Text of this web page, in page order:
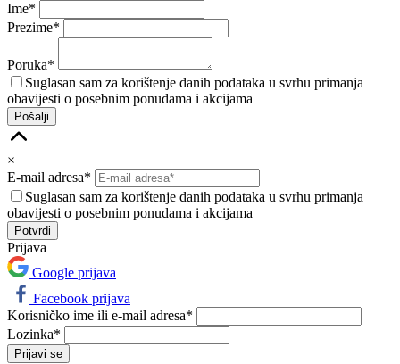
Ime*
Prezime*
Poruka*
Suglasan sam za korištenje danih podataka u svrhu primanja
obavijesti o posebnim ponudama i akcijama
Pošalji
×
E-mail adresa*
Suglasan sam za korištenje danih podataka u svrhu primanja
obavijesti o posebnim ponudama i akcijama
Prijava
Google prijava
Facebook prijava
Korisničko ime ili e-mail adresa*
Lozinka*